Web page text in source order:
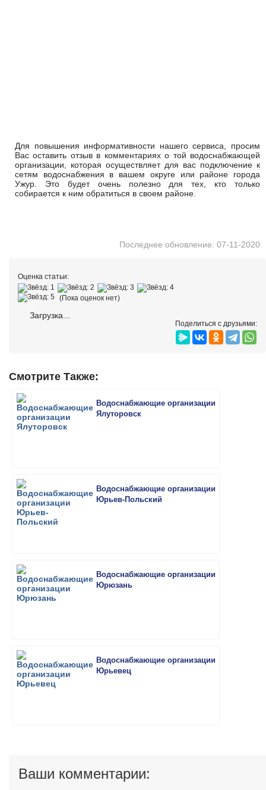
Для повышения информативности нашего сервиса, просим
Вас оставить отзыв в комментариях о той водоснабжающей
организации, которая осуществляет для вас подключение к
сетям водоснабжения в вашем округе или районе города
Ужур. Это будет очень полезно для тех, кто только
собирается к ним обратиться в своем районе.
Последнее обновление: 07-11-2020
Оценка статьи:
(Пока оценок нет)
Загрузка...
Поделиться с друзьями:
Смотрите Также:
Водоснабжающие организации
Ялуторовск
Водоснабжающие организации
Юрьев-Польский
Водоснабжающие организации
Юрюзань
Водоснабжающие организации
Юрьевец
Ваши комментарии: